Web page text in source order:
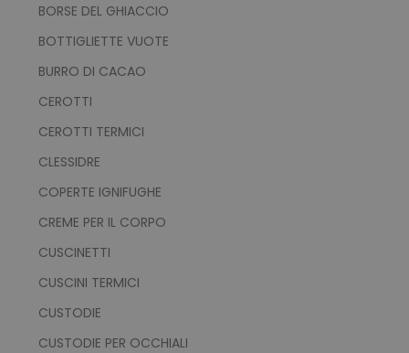
BORSE DEL GHIACCIO
BOTTIGLIETTE VUOTE
BURRO DI CACAO
CEROTTI
CEROTTI TERMICI
CLESSIDRE
COPERTE IGNIFUGHE
CREME PER IL CORPO
CUSCINETTI
CUSCINI TERMICI
CUSTODIE
CUSTODIE PER OCCHIALI